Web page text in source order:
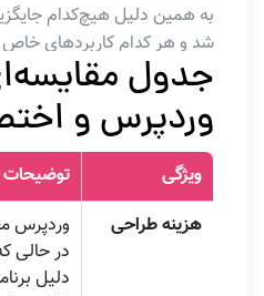
به همین دلیل هیچ‌کدام
شد و هر کدام کاربردهای خاص
جدول
وردپرس و
ویژگی
توضیحات
هزینه طراحی
وردپرس
در حالی
دلیل